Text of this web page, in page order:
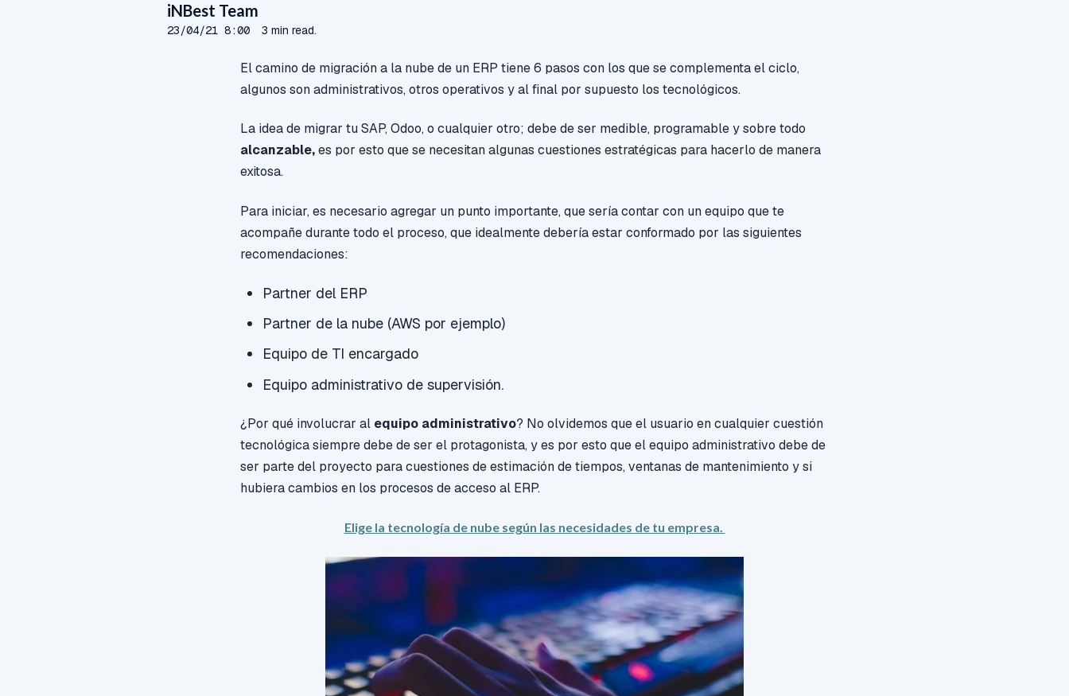
iNBest Team
23/04/21 8:00 3 min read.
El camino de migración a la nube de un ERP tiene 6 pasos con los que se complementa el ciclo,
algunos son administrativos, otros operativos y al final por supuesto los tecnológicos.
La idea de migrar tu SAP, Odoo, o cualquier otro; debe de ser medible, programable y sobre todo
alcanzable,es por esto que se necesitan algunas cuestiones estratégicas para hacerlo de manera
exitosa.
Para iniciar, es necesario agregar un punto importante, que sería contar con un equipoque te
acompañe durante todo el proceso, que idealmente debería estar conformado por las siguientes
recomendaciones:
Partner del ERP
Partner de la nube (AWS por ejemplo)
Equipo de TI encargado
Equipo administrativo de supervisión.
¿Por qué involucrar al equipo administrativo? No olvidemos que el usuario en cualquier cuestión
tecnológica siempre debe de ser el protagonista, y es por esto que el equipo administrativo debe de
ser parte del proyecto para cuestiones de estimación de tiempos, ventanas de mantenimiento y si
hubiera cambios en los procesos de acceso al ERP.
Elige la tecnología de nube según las necesidades de tu empresa.